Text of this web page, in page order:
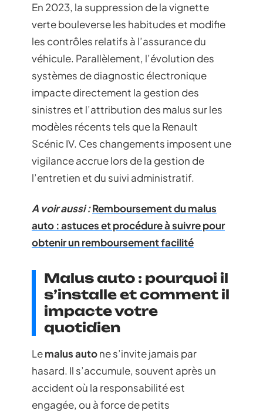
En 2023, la suppression de la vignette
verte bouleverse les habitudes et modifie
les contrôles relatifs à l’assurance du
véhicule. Parallèlement, l’évolution des
systèmes de diagnostic électronique
impacte directement la gestion des
sinistres et l’attribution des malus sur les
modèles récents tels que la Renault
Scénic IV. Ces changements imposent une
vigilance accrue lors de la gestion de
l’entretien et du suivi administratif.
A voir aussi :Remboursement du malus
auto : astuces et procédure à suivre pour
obtenir un remboursement facilité
Malus auto : pourquoi il
s’installe et comment il
impacte votre
quotidien
Lemalus autone s’invite jamais par
hasard. Il s’accumule, souvent après un
accident où la responsabilité est
engagée, ou à force de petits